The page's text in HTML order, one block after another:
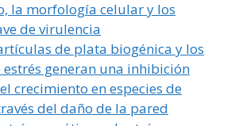
la morfología celular y los
de virulencia
de plata biogénica y los
estrés generan una inhibición
crecimiento en especies de
del daño de la pared